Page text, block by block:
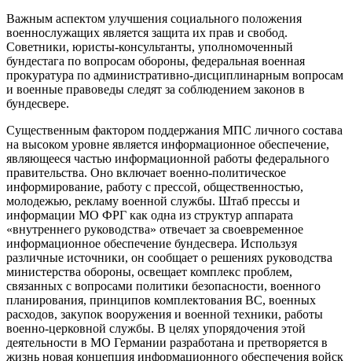
Важным аспектом улучшения социального положения
военнослужащих является защита их прав и свобод.
Советники, юристы-консультанты, уполномоченный
бундестага по вопросам обороны, федеральная военная
прокуратура по административно-дисциплинарным вопросам
и военные правоведы следят за соблюдением законов в
бундесвере.
Существенным фактором поддержания МПС личного состава
на высоком уровне является информационное обеспечение,
являющееся частью информационной работы федерального
правительства. Оно включает военно-политическое
информирование, работу с прессой, общественностью,
молодежью, рекламу военной службы. Штаб прессы и
информации МО ФРГ как одна из структур аппарата
«внутреннего руководства» отвечает за своевременное
информационное обеспечение бундесвера. Используя
различные источники, он сообщает о решениях руководства
министерства обороны, освещает комплекс проблем,
связанных с вопросами политики безопасности, военного
планирования, принципов комплектования ВС, военных
расходов, закупок вооружения и военной техники, работы
военно-церковной службы. В целях упорядочения этой
деятельности в МО Германии разработана и претворяется в
жизнь новая концепция информационного обеспечения войск